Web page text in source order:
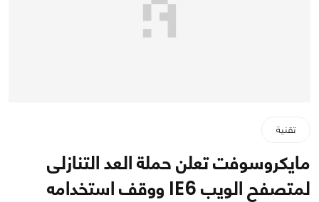
تقنية
مايكروسوفت تعلن حملة العد التنازلى
لمتصفح الويب IE6 ووقف استخدامه